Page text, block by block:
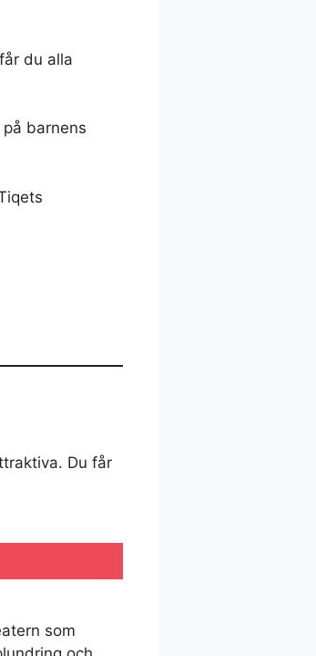
du alla
barnens
Du får
som